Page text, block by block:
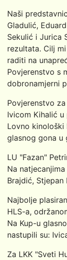
Naši
Gladulić,
Sekulić i Jurica
rezultata. Cilj
raditi na
Povjerenstvo s
dobronamjerni
Povjerenstvo
Ivicom Kihalić
Lovno
glasnog gona u
LU "Fazan"
Na
Brajdić, Stjepan
Najbolje
HLS-a,
Na Kup-u
nastupili su:
Za LKK "Sveti